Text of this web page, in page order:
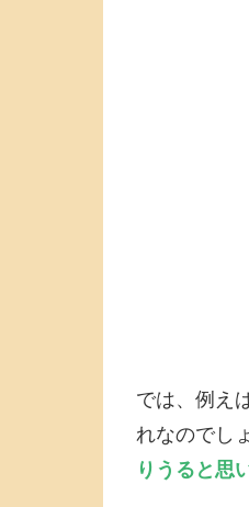
では、例え
れなのでし
りうると思